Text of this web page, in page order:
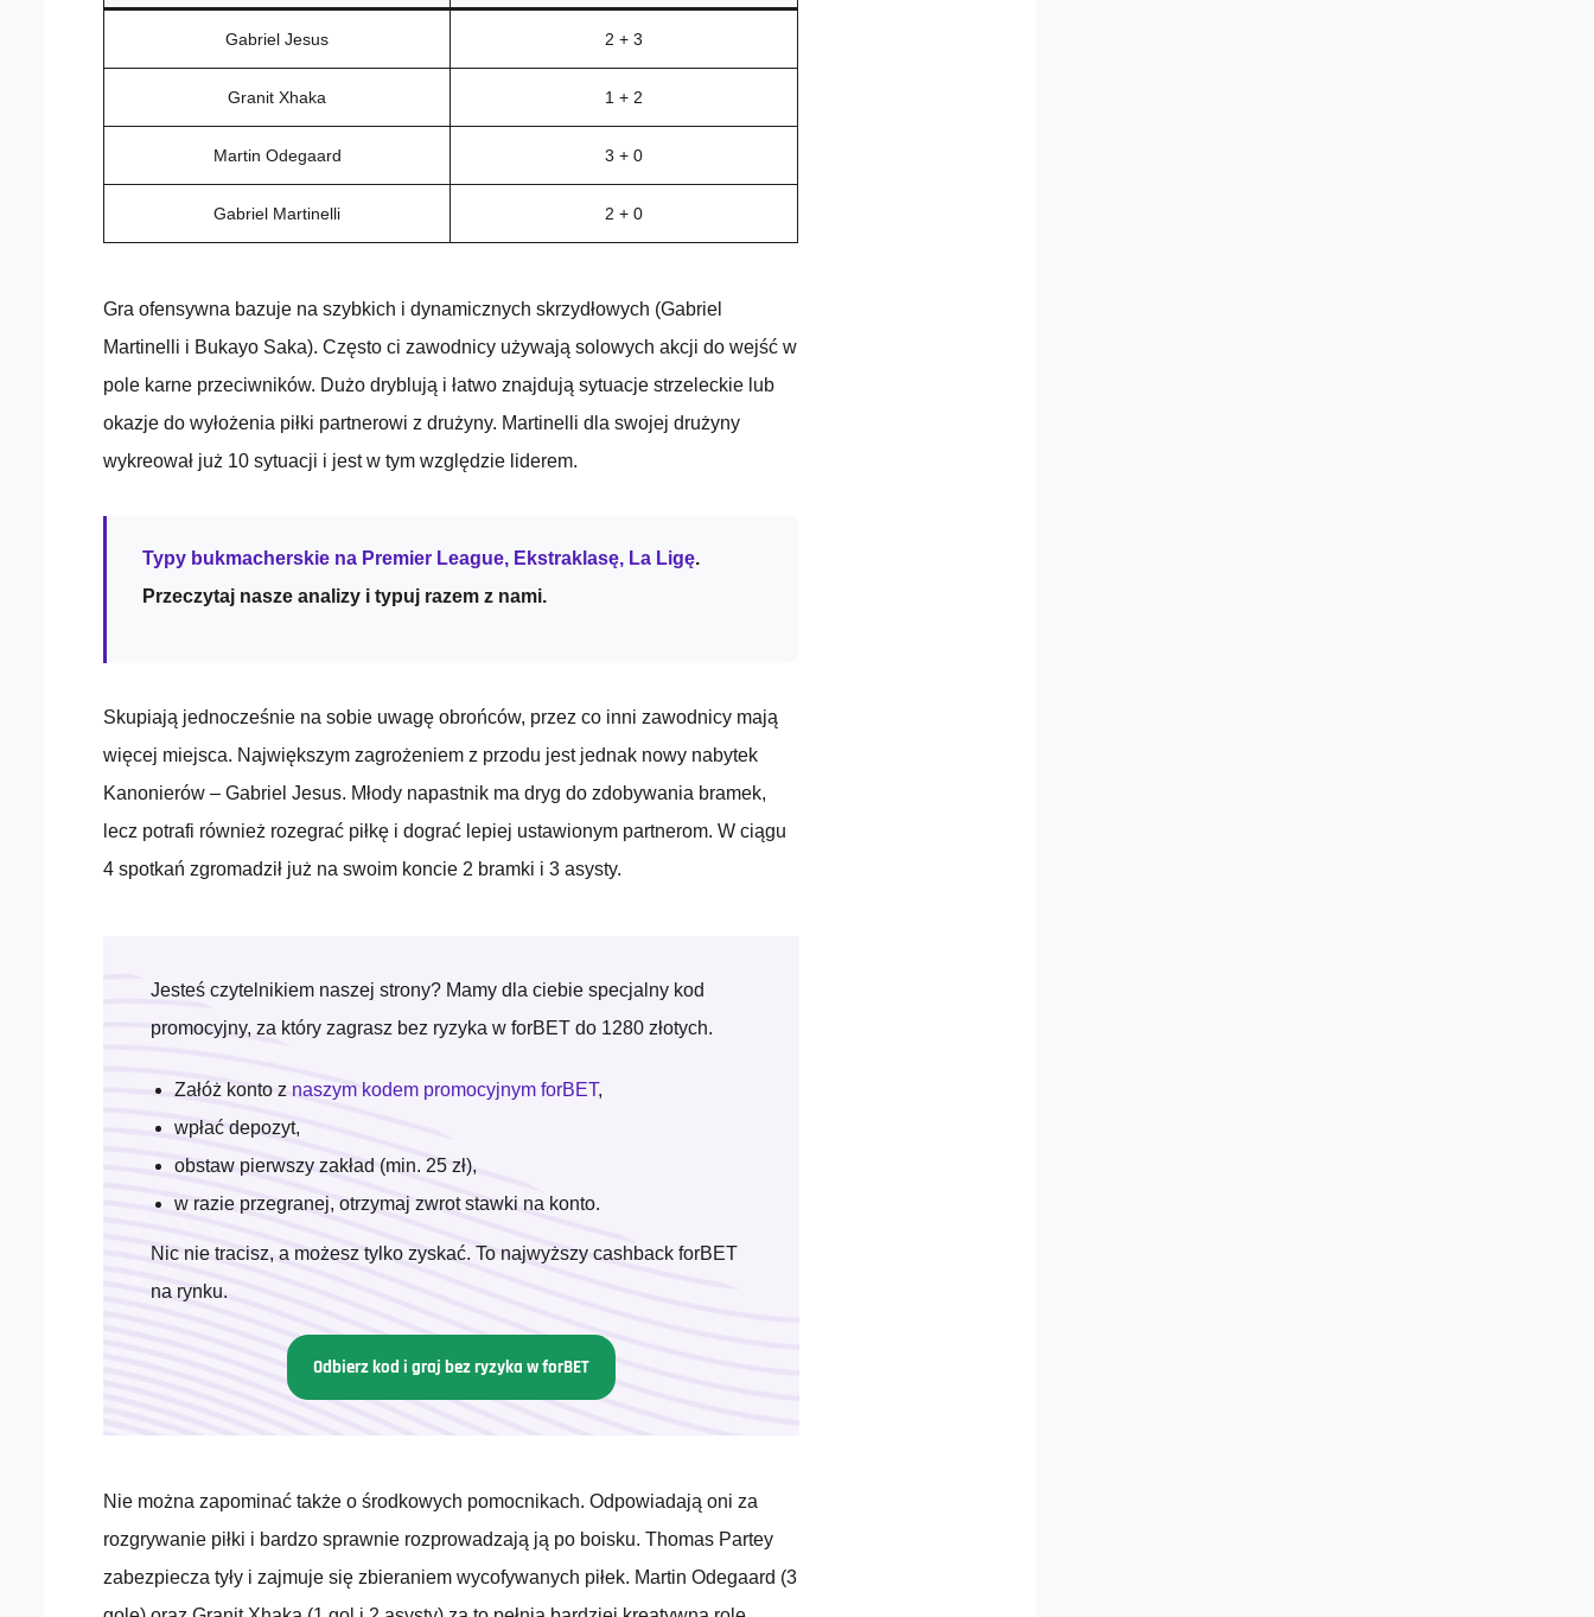
Gabriel Jesus 2 + 3
Granit Xhaka 1 + 2
Martin Odegaard 3 + 0
Gabriel Martinelli 2 + 0
Gra ofensywna bazuje na szybkich i dynamicznych skrzydłowych (Gabriel
Martinelli i Bukayo Saka). Często ci zawodnicy używają solowych akcji do wejść w
pole karne przeciwników. Dużo dryblują i łatwo znajdują sytuacje strzeleckie lub
okazje do wyłożenia piłki partnerowi z drużyny. Martinelli dla swojej drużyny
wykreował już 10 sytuacji i jest w tym względzie liderem.
Typy bukmacherskie na Premier League, Ekstraklasę, La Ligę.
Przeczytaj nasze analizy i typuj razem z nami.
Skupiają jednocześnie na sobie uwagę obrońców, przez co inni zawodnicy mają
więcej miejsca. Największym zagrożeniem z przodu jest jednak nowy nabytek
Kanonierów – Gabriel Jesus. Młody napastnik ma dryg do zdobywania bramek,
lecz potrafi również rozegrać piłkę i dograć lepiej ustawionym partnerom. W ciągu
4 spotkań zgromadził już na swoim koncie 2 bramki i 3 asysty.
Jesteś czytelnikiem naszej strony? Mamy dla ciebie specjalny kod
promocyjny, za który zagrasz bez ryzyka w forBET do 1280 złotych.
Załóż konto z naszym kodem promocyjnym forBET,
wpłać depozyt,
obstaw pierwszy zakład (min. 25 zł),
w razie przegranej, otrzymaj zwrot stawki na konto.
Nic nie tracisz, a możesz tylko zyskać. To najwyższy cashback forBET
na rynku.
Odbierz kod i graj bez ryzyka w forBET
Nie można zapominać także o środkowych pomocnikach. Odpowiadają oni za
rozgrywanie piłki i bardzo sprawnie rozprowadzają ją po boisku. Thomas Partey
zabezpiecza tyły i zajmuje się zbieraniem wycofywanych piłek. Martin Odegaard (3